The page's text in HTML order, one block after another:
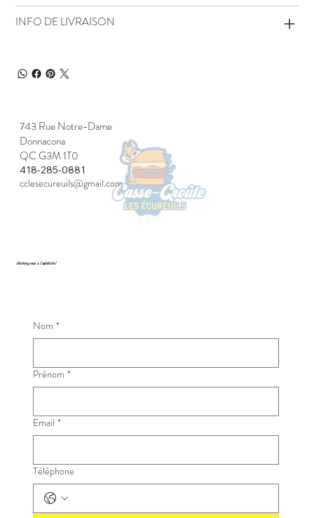
INFO DE LIVRAISON
743 Rue Notre-Dame
Donnacona
QC G3M 1T0
418-285-0881
cclesecureuils@gmail.com
Nom *
Prénom *
Email *
Téléphone
Inscrivez-vous à l’infolettre!